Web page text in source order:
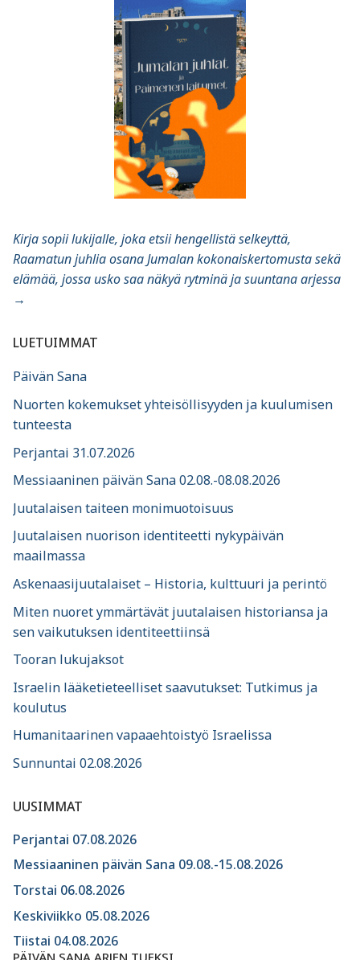
Kirja sopii lukijalle, joka etsii hengellistä selkeyttä,
Raamatun juhlia osana Jumalan kokonaiskertomusta sekä
elämää, jossa usko saa näkyä rytminä ja suuntana arjessa
→
LUETUIMMAT
Päivän Sana
Nuorten kokemukset yhteisöllisyyden ja kuulumisen
tunteesta
Perjantai 31.07.2026
Messiaaninen päivän Sana 02.08.-08.08.2026
Juutalaisen taiteen monimuotoisuus
Juutalaisen nuorison identiteetti nykypäivän
maailmassa
Askenaasijuutalaiset – Historia, kulttuuri ja perintö
Miten nuoret ymmärtävät juutalaisen historiansa ja
sen vaikutuksen identiteettiinsä
Tooran lukujaksot
Israelin lääketieteelliset saavutukset: Tutkimus ja
koulutus
Humanitaarinen vapaaehtoistyö Israelissa
Sunnuntai 02.08.2026
UUSIMMAT
Perjantai 07.08.2026
Messiaaninen päivän Sana 09.08.-15.08.2026
Torstai 06.08.2026
Keskiviikko 05.08.2026
Tiistai 04.08.2026